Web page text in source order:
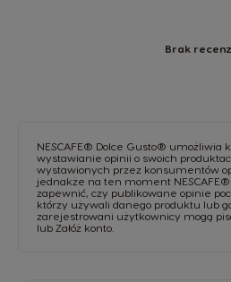
Brak
NESCAFE® Dolce Gusto® umożliwia
wystawianie opinii o swoich
wystawionych przez konsumentów
jednakże na ten moment
zapewnić, czy publikowane opinie
którzy używali danego produktu lub
zarejestrowani użytkownicy mogą
lub Załóż konto